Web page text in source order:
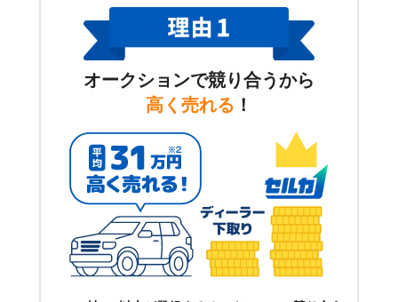
オークションで競り合うから
高く売れる ！